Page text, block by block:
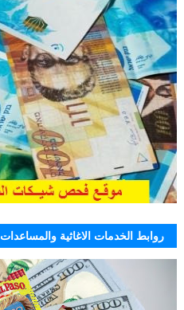
روابط الخدمات الاغاثية والمساعدات